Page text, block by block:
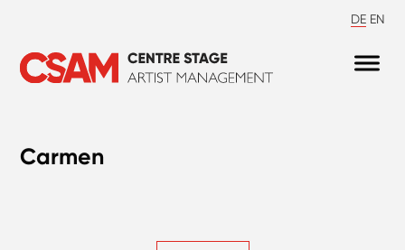
DE EN
Carmen